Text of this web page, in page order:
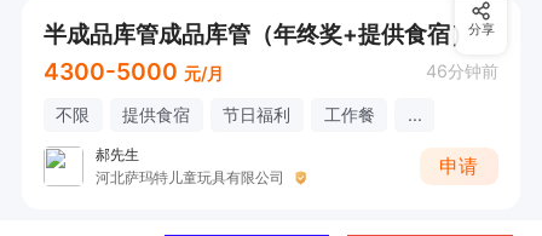
半成品库管成品库管（年终奖+提供食宿）
4300-5000 元/月 46分钟前
不限 提供食宿 节日福利 工作餐 ...
郝先生
河北萨玛特儿童玩具有限公司
申请
分享